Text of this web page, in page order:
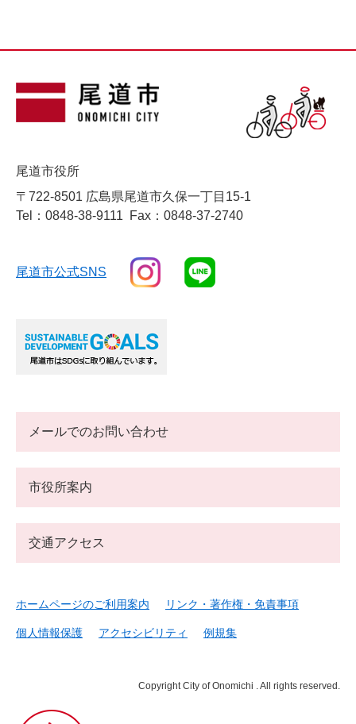
尾
尾道市役所
〒722-8501 広島県尾道市久保一丁目15-1
Tel：0848-38-9111
Fax：0848-37-2740
尾道市公式SNS
メールでのお問い合わせ
市役所案内
交通アクセス
ホームページのご利用案内 リンク・著作権・免責事項
個人情報保護 アクセシビリティ 例規集
Copyright City of Onomichi . All rights reserved.